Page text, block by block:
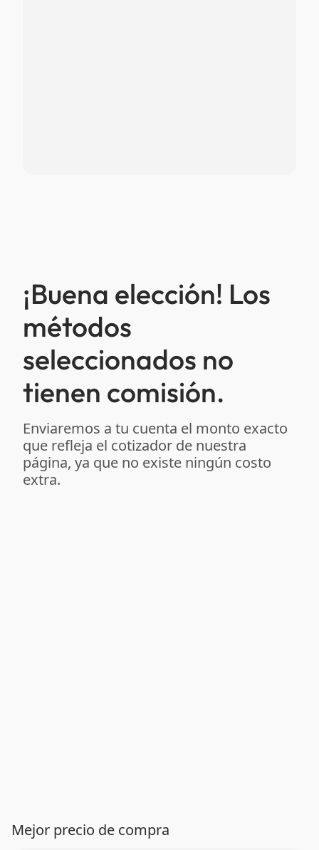
¡Buena elección! Los
métodos
seleccionados no
tienen comisión.
Enviaremos a tu cuenta el monto exacto
que refleja el cotizador de nuestra
página, ya que no existe ningún costo
extra.
Mejor precio de compra